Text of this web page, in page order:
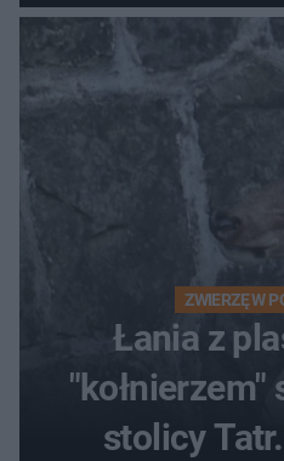
nagranie
ZWIERZĘ W
Łania z
"kołnierzem"
stolicy